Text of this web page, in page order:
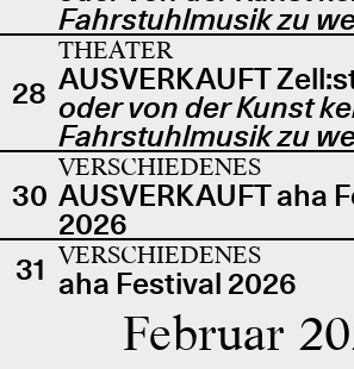
Fahrstuhlmusik zu
28
THEATER
AUSVERKAUFT
oder von der Kunst
Fahrstuhlmusik zu
30
VERSCHIEDENES
AUSVERKAUFT aha
2026
31 VERSCHIEDENES
aha Festival 2026
Februar